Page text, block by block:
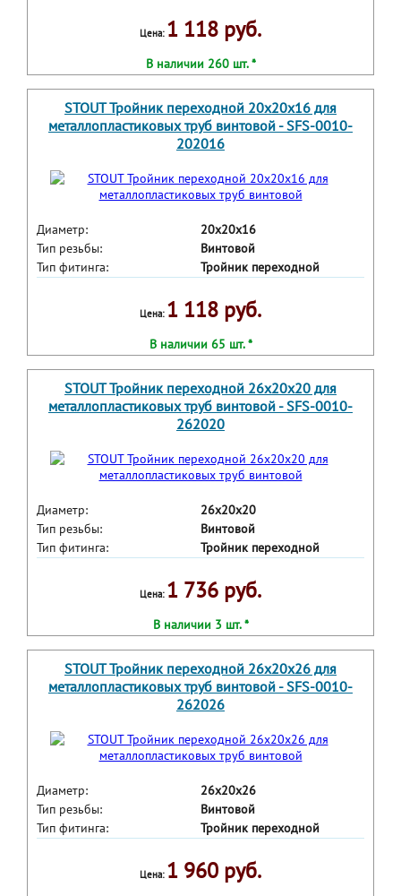
Цена: 1 118 руб.
В наличии 260 шт. *
STOUT Тройник переходной 20x20x16 для
металлопластиковых труб винтовой - SFS-0010-
202016
Диаметр:
20x20x16
Тип резьбы:
Винтовой
Тип фитинга:
Тройник переходной
Цена: 1 118 руб.
В наличии 65 шт. *
STOUT Тройник переходной 26х20х20 для
металлопластиковых труб винтовой - SFS-0010-
262020
Диаметр:
26x20x20
Тип резьбы:
Винтовой
Тип фитинга:
Тройник переходной
Цена: 1 736 руб.
В наличии 3 шт. *
STOUT Тройник переходной 26х20х26 для
металлопластиковых труб винтовой - SFS-0010-
262026
Диаметр:
26x20x26
Тип резьбы:
Винтовой
Тип фитинга:
Тройник переходной
Цена: 1 960 руб.